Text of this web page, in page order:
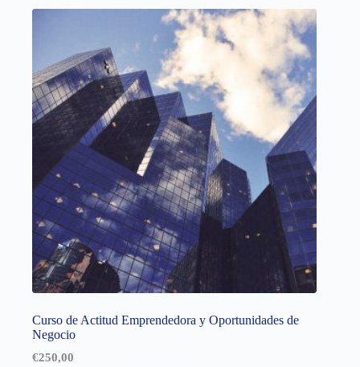
Curso de Actitud Emprendedora y Oportunidades de
Negocio
€250,00